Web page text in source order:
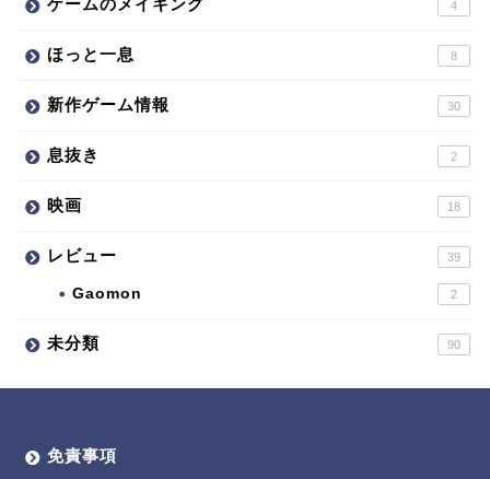
4
ほっと一息 8
新作ゲーム情報 30
息抜き 2
映画 18
レビュー 39
Gaomon 2
未分類 90
免責事項